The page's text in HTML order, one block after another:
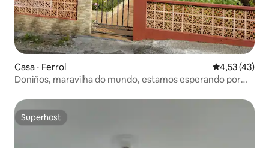
Casa ⋅ Ferrol 4,53 de uma
4,53 (43)
Doniños, maravilha do mundo, estamos esperando por
Superhost
Superhost